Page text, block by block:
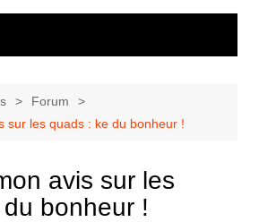
Forum
sur les quads : ke du bonheur !
avis sur les
bonheur !